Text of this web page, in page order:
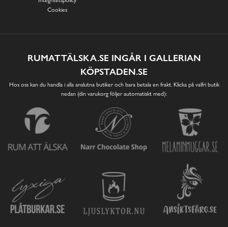
Cookies
RUMATTÄLSKA.SE INGÅR I GALLERIAN
KÖPSTADEN.SE
Hos oss kan du handla i alla anslutna butiker och bara betala en frakt. Klicka på valfri butik
nedan (din varukorg följer automatiskt med):